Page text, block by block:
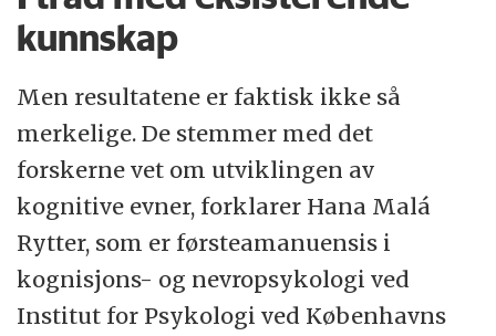
kunnskap
Men resultatene er faktisk ikke så
merkelige. De stemmer med det
forskerne vet om utviklingen av
kognitive evner, forklarer Hana Malá
Rytter, som er førsteamanuensis i
kognisjons- og nevropsykologi ved
Institut for Psykologi ved Københavns